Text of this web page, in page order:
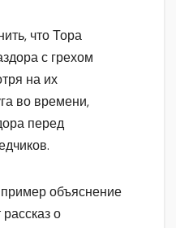
что Тора
с грехом
на их
во времени,
перед
объяснение
о